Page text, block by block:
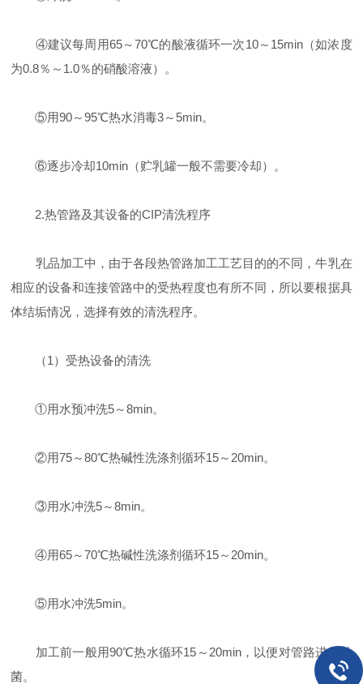
④建议每周用65～70℃的酸液循环一次10～15min（如浓度
为0.8％～1.0％的硝酸溶液）。
⑤用90～95℃热水消毒3～5min。
⑥逐步冷却10min（贮乳罐一般不需要冷却）。
2.热管路及其设备的CIP清洗程序
乳品加工中，由于各段热管路加工工艺目的的不同，牛乳在
相应的设备和连接管路中的受热程度也有所不同，所以要根据具
体结垢情况，选择有效的清洗程序。
（1）受热设备的清洗
①用水预冲洗5～8min。
②用75～80℃热碱性洗涤剂循环15～20min。
③用水冲洗5～8min。
④用65～70℃热碱性洗涤剂循环15～20min。
⑤用水冲洗5min。
加工前一般用90℃热水循环15～20min，以便对管路进行杀
菌。